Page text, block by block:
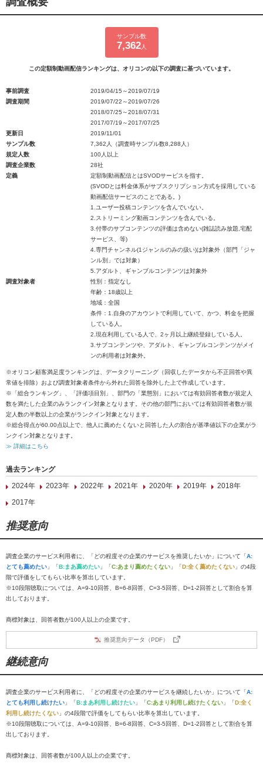
サンプル数
7,362人
この定額制動画配信ランキングは、オリコンの以下の調査に基づいています。
事前調査
2019/04/15～2019/07/19
調査期間
2019/07/22～2019/07/26
2018/07/25～2018/07/31
2017/07/19～2017/07/25
更新日
2019/11/01
サンプル数
7,362人（調査時サンプル数8,288人）
規定人数
100人以上
調査企業数
28社
定義
定額制動画配信とはSVODサービスを指す。
(SVODとは料金体系がサブスクリプション方式を採用している
動画配信サービスのことである。)
1.ユーザー投稿コンテンツを含んでいない。
2.ストリーミング動画コンテンツを含んでいる。
3.付帯のサブコンテンツの評価は含めない(雑誌読み放題,宅配
サービス、等)
4.専門チャンネル(1ジャンルのみの扱い)は対象外（部門「ジャ
ンル別」では対象）
5.アダルト、ギャンブルコンテンツは対象外
調査対象者
性別：指定なし
年齢：18歳以上
地域：全国
条件：1.自身のアカウントで利用していて、かつ、料金を把握
している人。
2.現在利用している人で、2ヶ月以上継続登録している人。
3.サブコンテンツや、アダルト、ギャンブルコンテンツがメイ
ンの利用者は対象外。
※オリコン顧客満足度ランキングは、データクリーニング（回収したデータから不正回答や異
常値を排除）および調査対象者条件から外れた回答を除外した上で作成しています。
※「総合ランキング」、「評価項目別」、部門の「業態別」においては有効回答者数が規定人
数を満たした企業のみランクイン対象となります。その他の部門においては有効回答者数が規
定人数の半数以上の企業がランクイン対象となります。
※総合得点が60.00点以上で、他人に薦めたくないと回答した人の割合が基準値以下の企業がラ
ンクイン対象となります。
≫ 詳細はこちら
過去ランキング
2024年
2023年 2022年 2021年 2020年 2019年
2018年
2017年
推奨意向
調査企業のサービス利用者に、「どの程度その企業のサービスを推奨したいか」について「A:
とても薦めたい 」「B:まあ薦めたい 」「C:あまり薦めたくない 」「D:全く薦めたくない 」の4段
階で評価をしてもらい比率を算出しています。
※10段階聴取については、A=9-10回答、B=6-8回答、C=3-5回答、D=1-2回答として割合を算
出しております。
商標対象は、回答者数が100人以上の企業です。
推奨意向データ（PDF）
継続意向
調査企業のサービス利用者に、「どの程度その企業のサービスを継続したいか」について「A:
とても利用し続けたい 」「B:まあ利用し続けたい 」「C:あまり利用し続けたくない 」「D:全く
利用し続けたくない 」の4段階で評価をしてもらい比率を算出しています。
※10段階聴取については、A=9-10回答、B=6-8回答、C=3-5回答、D=1-2回答として割合を算
出しております。
商標対象は、回答者数が100人以上の企業です。